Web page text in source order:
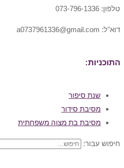
טלפון: 073-796-1336
דוא"ל: a0737961336@gmail.com
התוכניות:
שנת סיפור
מסיבת סידור
מסיבת בת מצוה משפחתית
חיפוש עבור: